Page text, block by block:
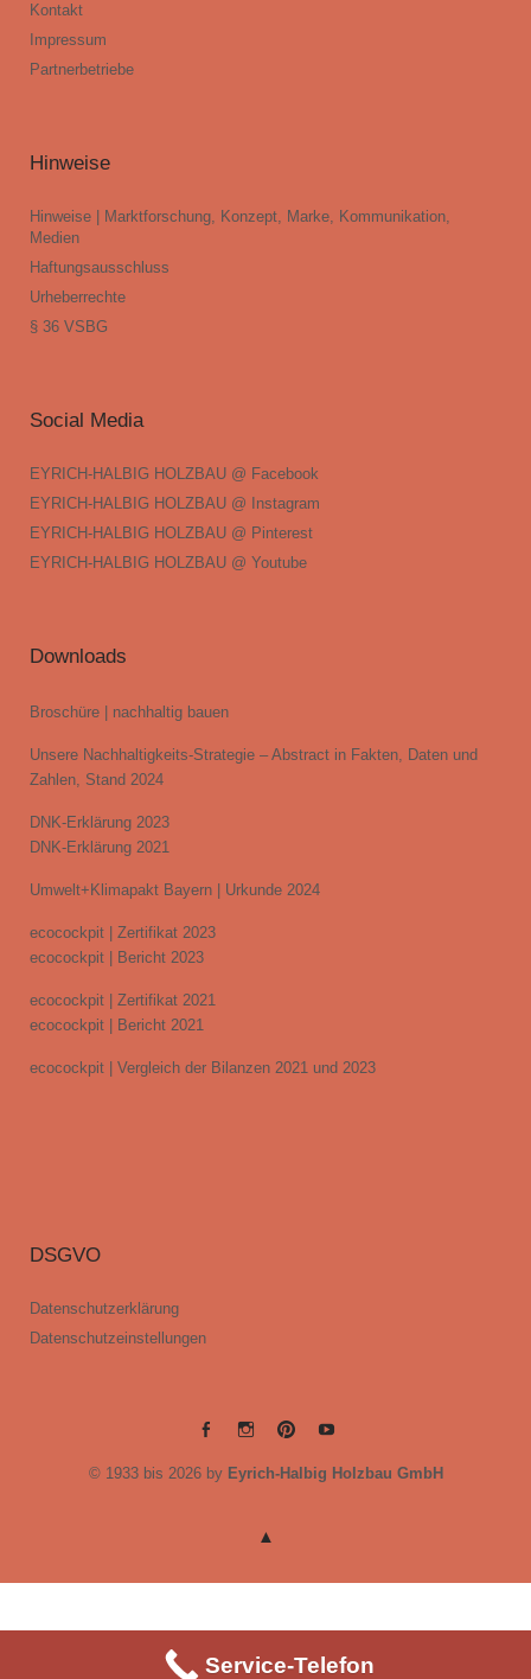
Kontakt
Impressum
Partnerbetriebe
Hinweise
Hinweise | Marktforschung, Konzept, Marke, Kommunikation,
Medien
Haftungsausschluss
Urheberrechte
§ 36 VSBG
Social Media
EYRICH-HALBIG HOLZBAU @ Facebook
EYRICH-HALBIG HOLZBAU @ Instagram
EYRICH-HALBIG HOLZBAU @ Pinterest
EYRICH-HALBIG HOLZBAU @ Youtube
Downloads
Broschüre | nachhaltig bauen
Unsere Nachhaltigkeits-Strategie – Abstract in Fakten, Daten und
Zahlen, Stand 2024
DNK-Erklärung 2023
DNK-Erklärung 2021
Umwelt+Klimapakt Bayern | Urkunde 2024
ecocockpit | Zertifikat 2023
ecocockpit | Bericht 2023
ecocockpit | Zertifikat 2021
ecocockpit | Bericht 2021
ecocockpit | Vergleich der Bilanzen 2021 und 2023
DSGVO
Datenschutzerklärung
Datenschutzeinstellungen
EYRICH-EYRICH-EYRICH-EYRICH-
© 1933 bis 2026 by Eyrich-Halbig Holzbau GmbH
Service-Telefon